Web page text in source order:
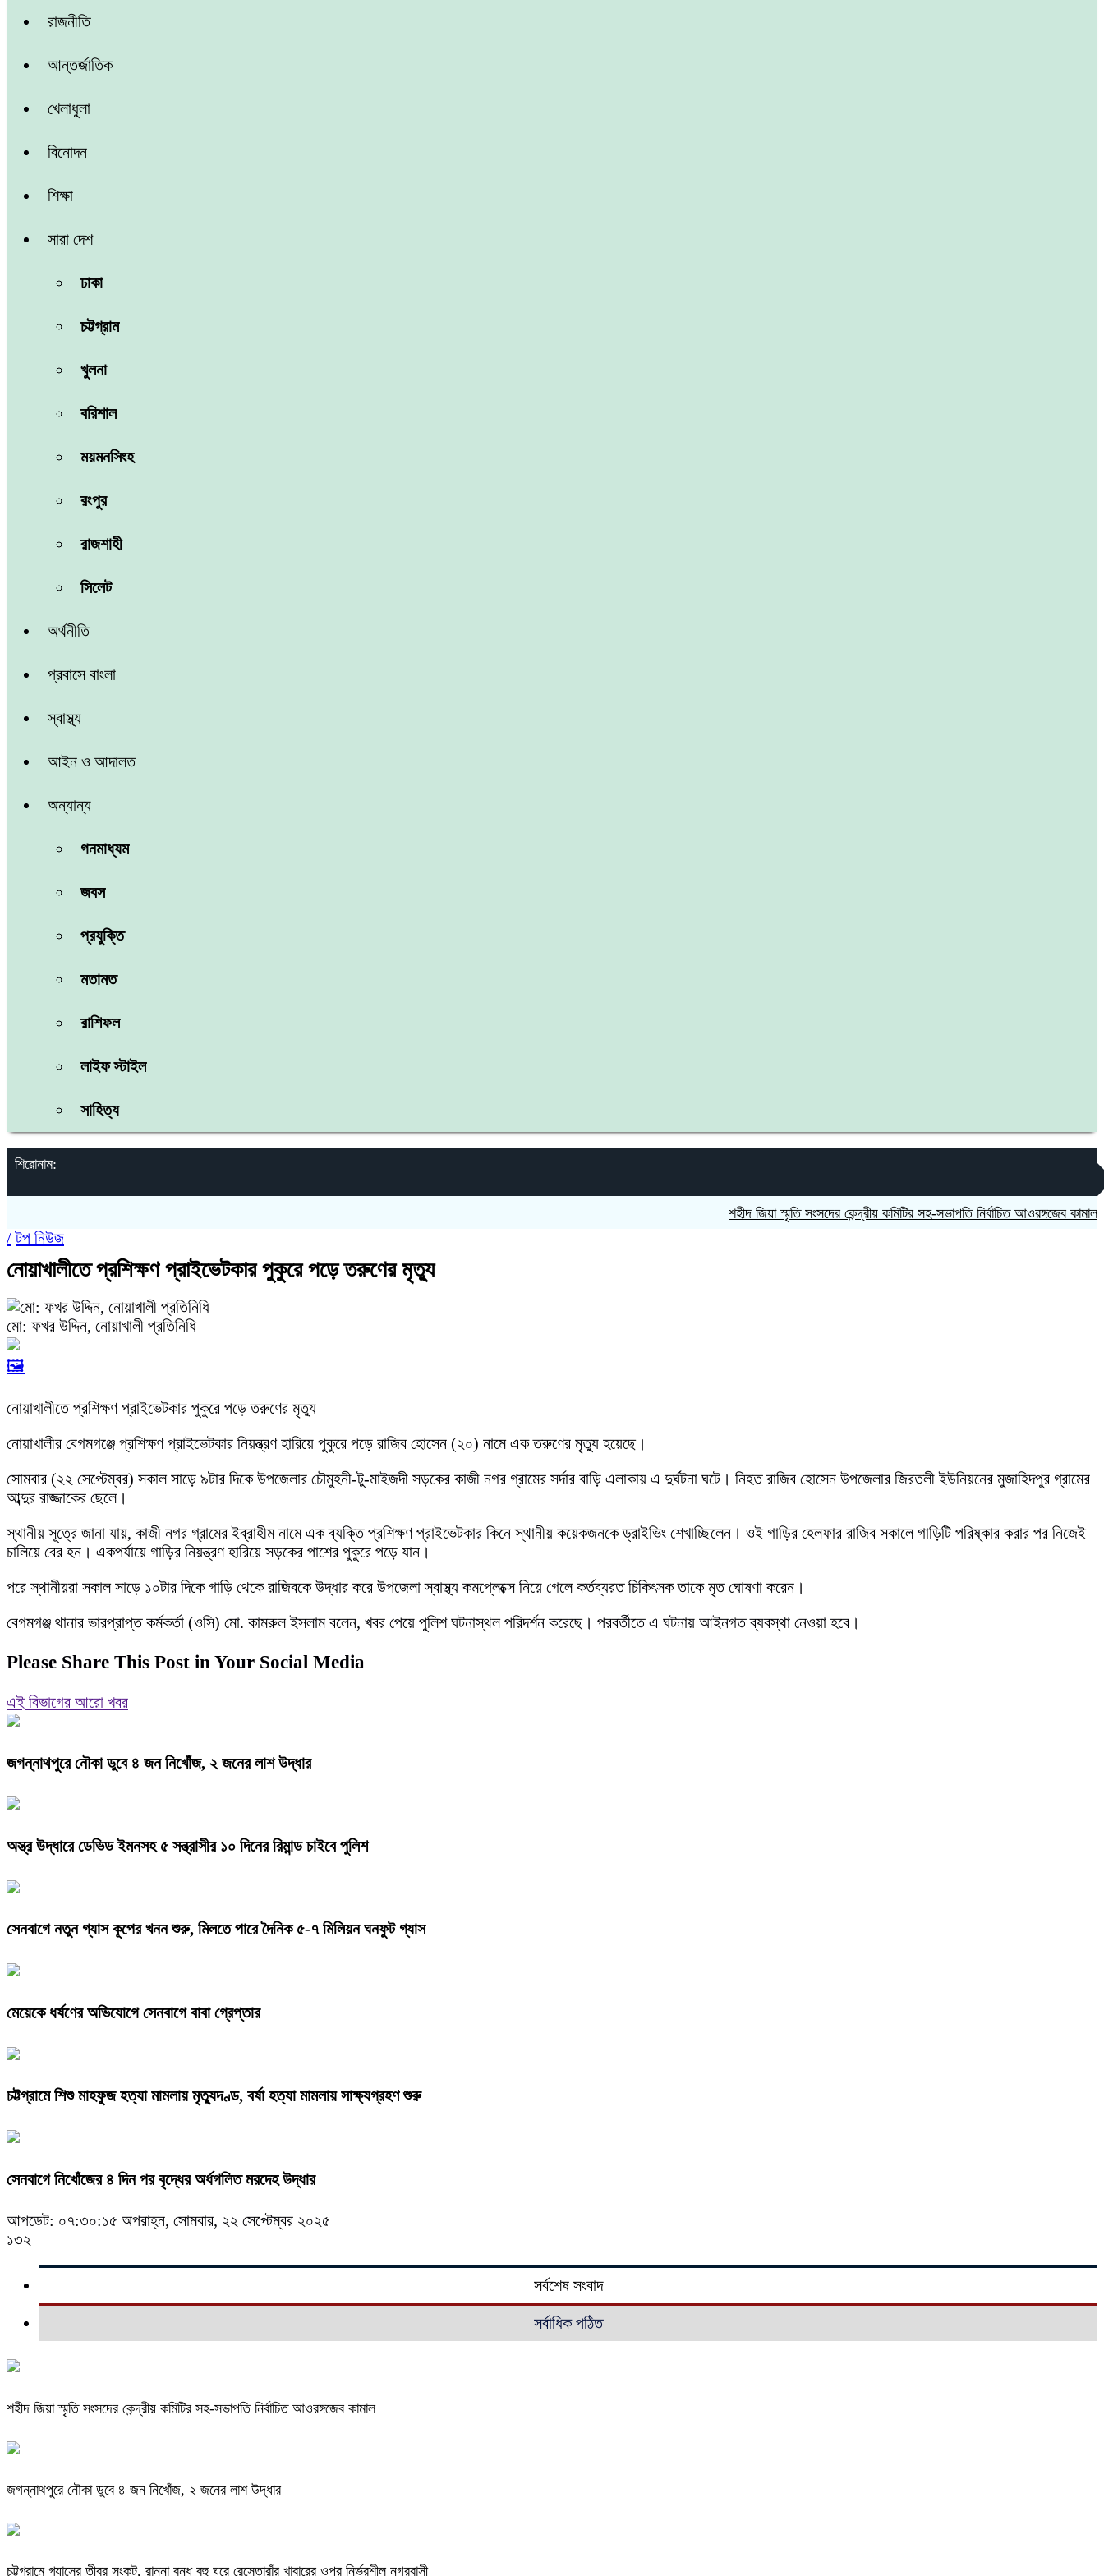
রাজনীতি
আন্তর্জাতিক
খেলাধুলা
বিনোদন
শিক্ষা
সারা দেশ
ঢাকা
চট্টগ্রাম
খুলনা
বরিশাল
ময়মনসিংহ
রংপুর
রাজশাহী
সিলেট
অর্থনীতি
প্রবাসে বাংলা
স্বাস্থ্য
আইন ও আদালত
অন্যান্য
গনমাধ্যম
জবস
প্রযুক্তি
মতামত
রাশিফল
লাইফ স্টাইল
সাহিত্য
শিরোনাম:
শহীদ জিয়া স্মৃতি সংসদের কেন্দ্রীয় কমিটির সহ-সভাপতি নির্বাচিত আওরঙ্গজেব কামাল
/ টপ নিউজ
নোয়াখালীতে প্রশিক্ষণ প্রাইভেটকার পুকুরে পড়ে তরুণের মৃত্যু
মো: ফখর উদ্দিন, নোয়াখালী প্রতিনিধি
🖼️
নোয়াখালীতে প্রশিক্ষণ প্রাইভেটকার পুকুরে পড়ে তরুণের মৃত্যু
নোয়াখালীর বেগমগঞ্জে প্রশিক্ষণ প্রাইভেটকার নিয়ন্ত্রণ হারিয়ে পুকুরে পড়ে রাজিব হোসেন (২০) নামে এক তরুণের মৃত্যু হয়েছে।
সোমবার (২২ সেপ্টেম্বর) সকাল সাড়ে ৯টার দিকে উপজেলার চৌমুহনী-টু-মাইজদী সড়কের কাজী নগর গ্রামের সর্দার বাড়ি এলাকায় এ দুর্ঘটনা ঘটে। নিহত রাজিব হোসেন উপজেলার জিরতলী ইউনিয়নের মুজাহিদপুর গ্রামের
আব্দুর রাজ্জাকের ছেলে।
স্থানীয় সূত্রে জানা যায়, কাজী নগর গ্রামের ইব্রাহীম নামে এক ব্যক্তি প্রশিক্ষণ প্রাইভেটকার কিনে স্থানীয় কয়েকজনকে ড্রাইভিং শেখাচ্ছিলেন। ওই গাড়ির হেলফার রাজিব সকালে গাড়িটি পরিষ্কার করার পর নিজেই
চালিয়ে বের হন। একপর্যায়ে গাড়ির নিয়ন্ত্রণ হারিয়ে সড়কের পাশের পুকুরে পড়ে যান।
পরে স্থানীয়রা সকাল সাড়ে ১০টার দিকে গাড়ি থেকে রাজিবকে উদ্ধার করে উপজেলা স্বাস্থ্য কমপ্লেক্সে নিয়ে গেলে কর্তব্যরত চিকিৎসক তাকে মৃত ঘোষণা করেন।
বেগমগঞ্জ থানার ভারপ্রাপ্ত কর্মকর্তা (ওসি) মো. কামরুল ইসলাম বলেন, খবর পেয়ে পুলিশ ঘটনাস্থল পরিদর্শন করেছে। পরবর্তীতে এ ঘটনায় আইনগত ব্যবস্থা নেওয়া হবে।
Please Share This Post in Your Social Media
এই বিভাগের আরো খবর
জগন্নাথপুরে নৌকা ডুবে ৪ জন নিখোঁজ, ২ জনের লাশ উদ্ধার
অস্ত্র উদ্ধারে ডেভিড ইমনসহ ৫ সন্ত্রাসীর ১০ দিনের রিমান্ড চাইবে পুলিশ
সেনবাগে নতুন গ্যাস কূপের খনন শুরু, মিলতে পারে দৈনিক ৫-৭ মিলিয়ন ঘনফুট গ্যাস
মেয়েকে ধর্ষণের অভিযোগে সেনবাগে বাবা গ্রেপ্তার
চট্টগ্রামে শিশু মাহফুজ হত্যা মামলায় মৃত্যুদণ্ড, বর্ষা হত্যা মামলায় সাক্ষ্যগ্রহণ শুরু
সেনবাগে নিখোঁজের ৪ দিন পর বৃদ্ধের অর্ধগলিত মরদেহ উদ্ধার
আপডেট: ০৭:৩০:১৫ অপরাহ্ন, সোমবার, ২২ সেপ্টেম্বর ২০২৫
১৩২
সর্বশেষ সংবাদ
সর্বাধিক পঠিত
শহীদ জিয়া স্মৃতি সংসদের কেন্দ্রীয় কমিটির সহ-সভাপতি নির্বাচিত আওরঙ্গজেব কামাল
জগন্নাথপুরে নৌকা ডুবে ৪ জন নিখোঁজ, ২ জনের লাশ উদ্ধার
চট্টগ্রামে গ্যাসের তীব্র সংকট, রান্না বন্ধ বহু ঘরে রেস্তোরাঁর খাবারের ওপর নির্ভরশীল নগরবাসী